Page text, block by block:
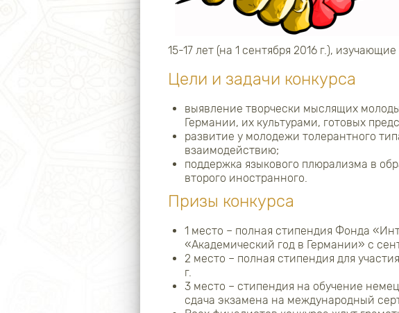
15-17 лет (на 1 сентября 2016 г.),
Цели и задачи конкурса
выявление творчески мыслящих
Германии, их культурами, готовых
развитие у молодежи толерантного
взаимодействию;
поддержка языкового плюрализма в
второго иностранного.
Призы конкурса
1 место – полная стипендия Фонда
«Академический год в Германии» с
2 место – полная стипендия для
г.
3 место – стипендия на обучение
сдача экзамена на международный